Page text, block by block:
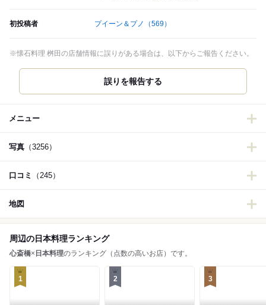
初投稿者 プイーン＆プノ （569）
※懐石料理 桝田の店舗情報に誤りがある場合は、以下からご報告ください。
誤りを報告する
メニュー
写真 （3256）
口コミ （245）
地図
周辺の日本料理ランキング
心斎橋× 日本料理のランキング（点数の高いお店）です。
1 2 3